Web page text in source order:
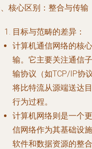
核心区别：整合与传输
目标与范畴的差异 ：
计算机通信网络的核
输。它主要关注通信
输协议（如TCP/IP协
将比特流从源端送达
行为过程。
计算机网络则是一个
信网络作为其基础设
软件和数据资源的整